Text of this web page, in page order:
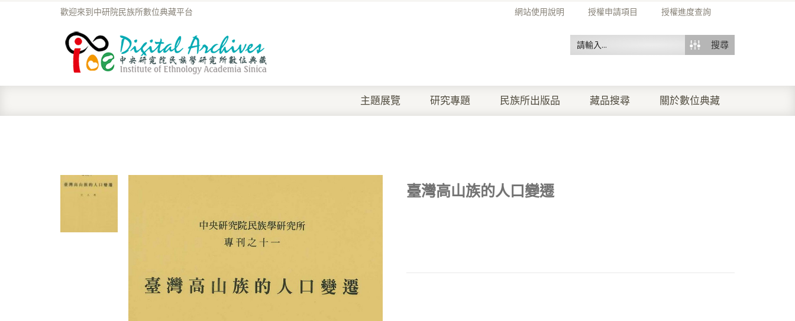
網站使用說明 授權申請項目 授權進度查詢
歡迎來到中研院民族所數位典藏平台
搜尋
主題展覽 研究專題 民族所出版品 藏品搜尋 關於數位典藏
臺灣高山族的人口變遷